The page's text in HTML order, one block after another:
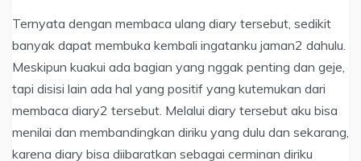
Ternyata dengan membaca ulang diary tersebut, sedikit
banyak dapat membuka kembali ingatanku jaman2 dahulu.
Meskipun kuakui ada bagian yang nggak penting dan geje,
tapi disisi lain ada hal yang positif yang kutemukan dari
membaca diary2 tersebut. Melalui diary tersebut aku bisa
menilai dan membandingkan diriku yang dulu dan sekarang,
karena diary bisa diibaratkan sebagai cerminan diriku